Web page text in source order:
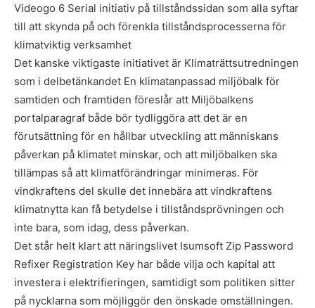
Videogo 6 Serial initiativ på tillståndssidan som alla syftar
till att skynda på och förenkla tillståndsprocesserna för
klimatviktig verksamhet
Det kanske viktigaste initiativet är Klimaträttsutredningen
som i delbetänkandet En klimatanpassad miljöbalk för
samtiden och framtiden föreslår att Miljöbalkens
portalparagraf både bör tydliggöra att det är en
förutsättning för en hållbar utveckling att människans
påverkan på klimatet minskar, och att miljöbalken ska
tillämpas så att klimatförändringar minimeras. För
vindkraftens del skulle det innebära att vindkraftens
klimatnytta kan få betydelse i tillståndsprövningen och
inte bara, som idag, dess påverkan.
Det står helt klart att näringslivet Isumsoft Zip Password
Refixer Registration Key har både vilja och kapital att
investera i elektrifieringen, samtidigt som politiken sitter
på nycklarna som möjliggör den önskade omställningen.